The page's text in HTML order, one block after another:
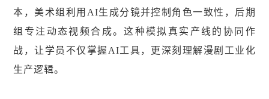
本，美术组利用AI生成分镜并控制角色一致性，后期
组专注动态视频合成。这种模拟真实产线的协同作
战，让学员不仅掌握AI工具，更深刻理解漫剧工业化
生产逻辑。